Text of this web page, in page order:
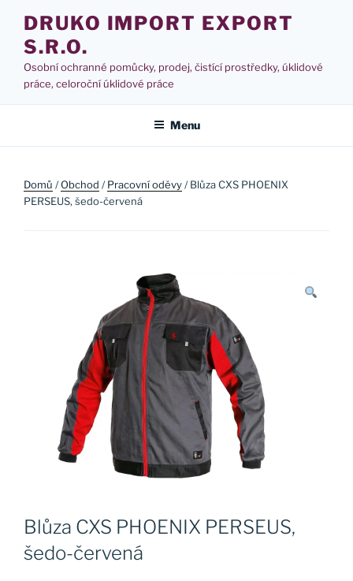
obsahu
webu
DRUKO IMPORT EXPORT
S.R.O.
Osobní ochranné pomůcky, prodej, čistící prostředky, úklidové
práce, celoroční úklidové práce
Menu
Domů /Obchod /Pracovní oděvy/ Blůza CXS PHOENIX
PERSEUS, šedo-červená
Blůza CXS PHOENIX PERSEUS,
šedo-červená